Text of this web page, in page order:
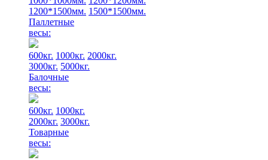
1200*1500мм. 1500*1500мм.
Паллетные
весы:
600кг. 1000кг. 2000кг.
3000кг. 5000кг.
Балочные
весы:
600кг. 1000кг.
2000кг. 3000кг.
Товарные
весы: